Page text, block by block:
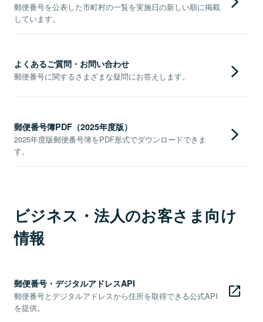
郵便番号を公表した市町村の一覧を実施日の新しい順に掲載
しています。
よくあるご質問・お問い合わせ
郵便番号に関するさまざまな疑問にお答えします。
郵便番号簿PDF（2025年度版）
2025年度版郵便番号簿をPDF形式でダウンロードできま
す。
ビジネス・法人のお客さま向け
情報
郵便番号・デジタルアドレスAPI
郵便番号とデジタルアドレスから住所を取得できる公式API
を提供。